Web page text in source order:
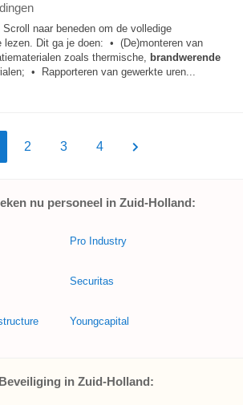
naar beneden om de volledige
lezen. Dit ga je doen: • (De)monteren van
zoals thermische, brandwerende
• Rapporteren van gewerkte uren...
2 3 4
nu personeel in Zuid-Holland:
Pro Industry
Securitas
Youngcapital
in Zuid-Holland: